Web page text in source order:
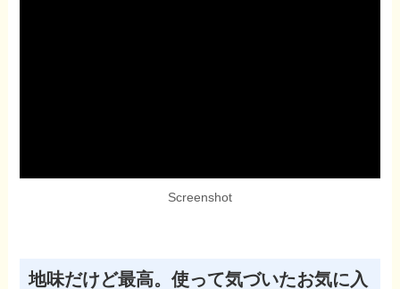
Screenshot
地味だけど最高。使って気づいたお気に入